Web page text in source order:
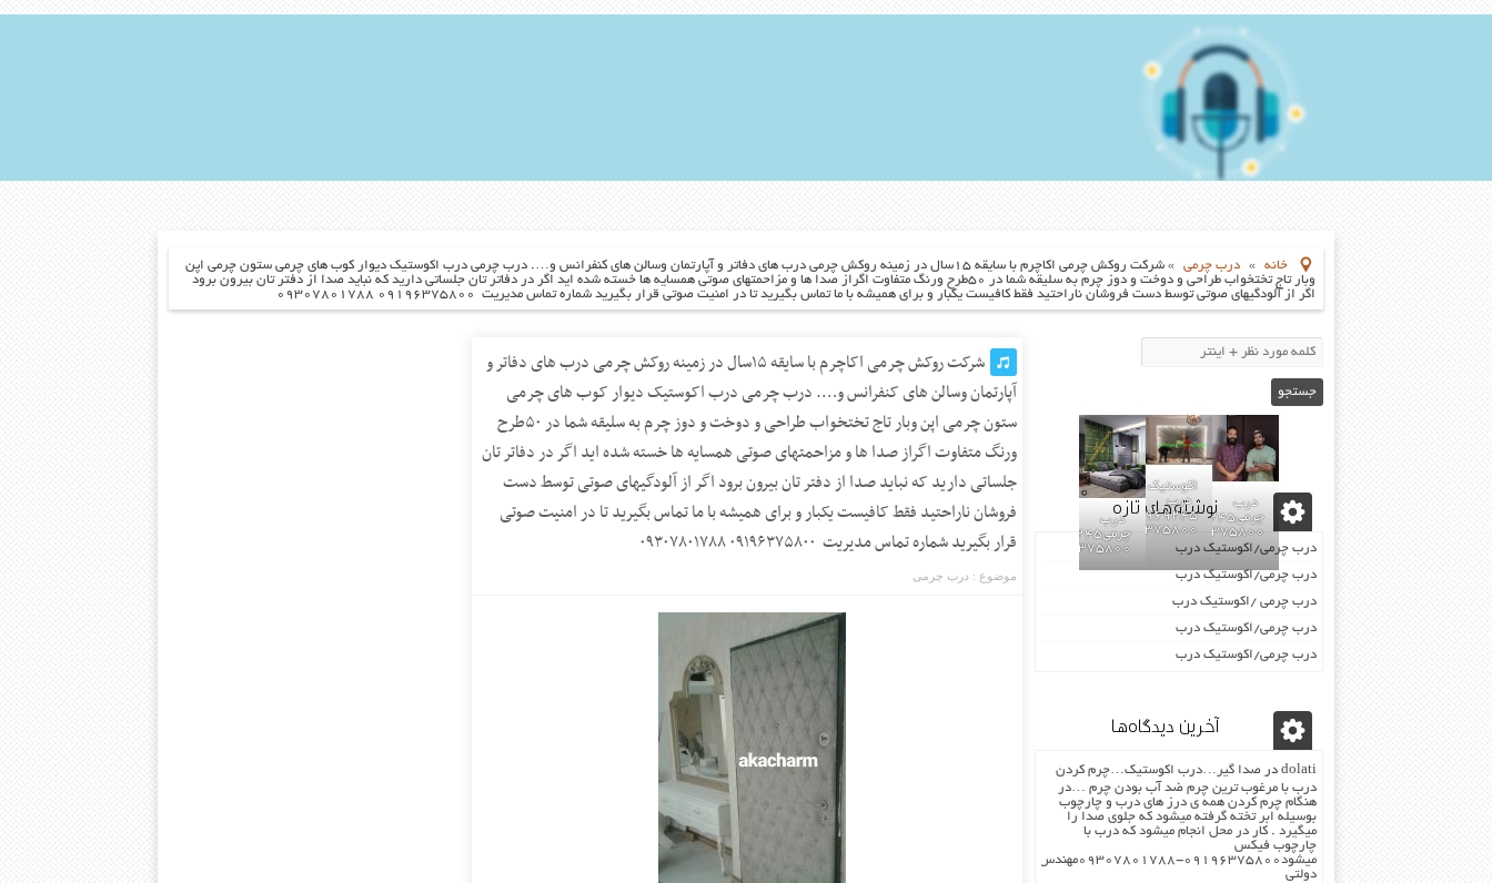
خانه » درب چرمی »
شرکت روکش چرمی اکاچرم با سایقه ۱۵سال در زمینه روکش چرمی درب های دفاتر و آپارتمان وسالن های کنفرانس و…. درب چرمی درب اکوستیک دیوار کوب های چرمی ستون چرمی اپن
وبار تاج تختخواب طراحی و دوخت و دوز چرم به سلیقه شما در ۵۰طرح ورنگ متفاوت اگراز صدا ها و مزاحمتهای صوتی همسایه ها خسته شده اید اگر در دفاتر تان جلساتی دارید که نباید صدا از دفتر تان بیرون برود
اگر از آلودگیهای صوتی توسط دست فروشان ناراحتید فقط کافیست یکبار و برای همیشه با ما تماس بگیرید تا در امنیت صوتی قرار بگیرید شماره تماس مدیریت ۰۹۱۹۶۳۷۵۸۰۰ ۰۹۳۰۷۸۰۱۷۸۸
شرکت روکش چرمی اکاچرم با سایقه ۱۵سال در زمینه روکش چرمی درب های دفاتر و
آپارتمان وسالن های کنفرانس و…. درب چرمی درب اکوستیک دیوار کوب های چرمی
ستون چرمی اپن وبار تاج تختخواب طراحی و دوخت و دوز چرم به سلیقه شما در ۵۰طرح
ورنگ متفاوت اگراز صدا ها و مزاحمتهای صوتی همسایه ها خسته شده اید اگر در دفاتر تان
جلساتی دارید که نباید صدا از دفتر تان بیرون برود اگر از آلودگیهای صوتی توسط دست
فروشان ناراحتید فقط کافیست یکبار و برای همیشه با ما تماس بگیرید تا در امنیت صوتی
قرار بگیرید شماره تماس مدیریت ۰۹۱۹۶۳۷۵۸۰۰ ۰۹۳۰۷۸۰۱۷۸۸
موضوع : درب چرمی
درب
چرمی02155969245-
09196375800
اکوستیک
درب
02155969245-
09196375800
درب
چرمی02155969245-
09196375800
نوشته‌های تازه
درب چرمی/اکوستیک درب
درب چرمی/اکوستیک درب
درب چرمی /اکوستیک درب
درب چرمی/اکوستیک درب
درب چرمی/اکوستیک درب
آخرین دیدگاه‌ها
dolati در صدا گیر…درب اکوستیک…چرم کردن
درب با مرغوب ترین چرم ضد آب بودن چرم …در
هنگام چرم کردن همه ی درز های درب و چارچوب
بوسیله ابر تخته گرفته میشود که جلوی صدا را
میگیرد . کار در محل انجام میشود که درب با
چارچوب فیکس
میشود۰۹۱۹۶۳۷۵۸۰۰-۰۹۳۰۷۸۰۱۷۸۸مهندس
دولتی